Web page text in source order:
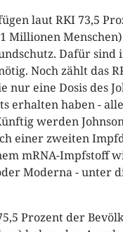
laut RKI 73,5
Millionen
Dafür sind
Noch zählt das
nur eine Dosis des
erhalten haben -
werden
einer zweiten
mRNA-Impfstoff
Moderna - unter
Prozent der